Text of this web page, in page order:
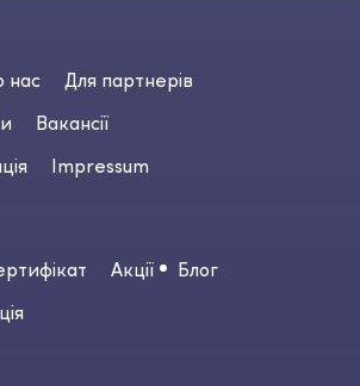
нас
Для партнерів
Вакансії
Impressum
Акції
Блог